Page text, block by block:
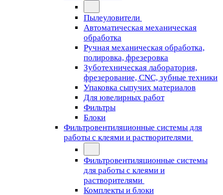
Пылеуловители
Автоматическая механическая
обработка
Ручная механическая обработка,
полировка, фрезеровка
Зуботехническая лаборатория,
фрезерование, CNC, зубные техники
Упаковка сыпучих материалов
Для ювелирных работ
Фильтры
Блоки
Фильтровентиляционные системы для
работы с клеями и растворителями
Фильтровентиляционные системы
для работы с клеями и
растворителями
Комплекты и блоки